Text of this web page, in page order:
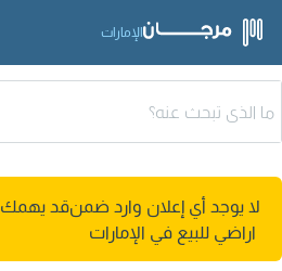
الإمارات
لا يوجد أي إعلان وارد ضمنقد يهمك
اراضي للبيع في الإمارات